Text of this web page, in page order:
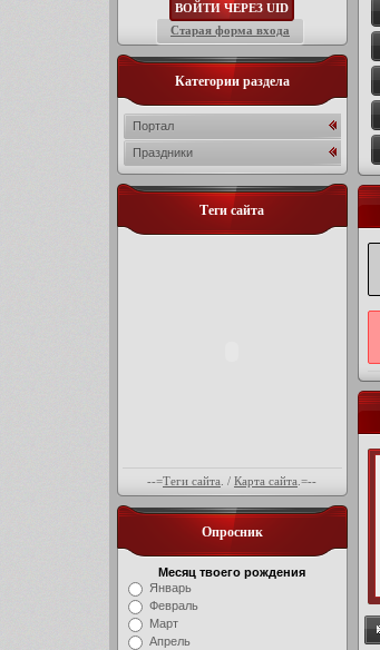
ВОЙТИ ЧЕРЕЗ UID
Старая форма входа
Категории раздела
Портал
Праздники
Теги сайта
--=Теги сайта . / Карта сайта .=--
Опросник
Месяц твоего рождения
Январь
Февраль
Март
Апрель